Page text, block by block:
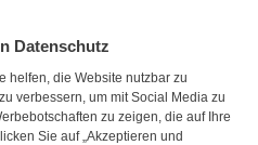
Datenschutz
helfen, die Website nutzbar zu
verbessern, um mit Social Media zu
zu zeigen, die auf Ihre
Sie auf „Akzeptieren und